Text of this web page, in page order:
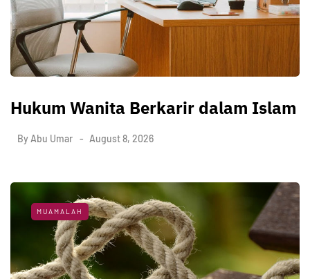
Hukum Wanita Berkarir dalam Islam
By Abu Umar August 8, 2026
MUAMALAH